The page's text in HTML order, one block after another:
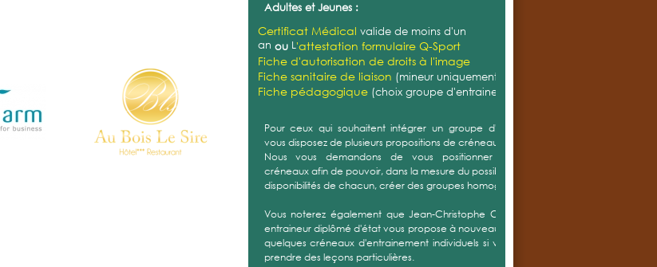
Adultes et Jeunes :
Certificat Médical valide de moins d'un
an ouL'attestation formulaire Q-Sport
Fiche d'autorisation de droits à l'image
Fiche sanitaire de liaison (mineur uniquement)
Fiche pédagogique(choix groupe d'entrainement)
Pour ceux qui souhaitent intégrer un groupe d'entrainement,
vous disposez de plusieurs propositions de créneaux.
Nous vous demandons de vous positionner sur plusieurs
créneaux afin de pouvoir, dans la mesure du possible et selon les
disponibilités de chacun, créer des groupes homogènes.
Vous noterez également que Jean-Christophe CORDIER notre
entraineur diplômé d'état vous propose à nouveau cette année
quelques créneaux d'entrainement individuels si vous souhaitez
prendre des leçons particulières.